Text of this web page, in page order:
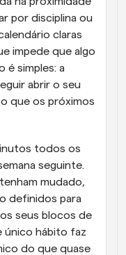
por disciplina ou
claras
impede que algo
é simples: a
abrir o seu
que os próximos
todos os
seguinte.
mudado,
definidos para
seus blocos de
único hábito faz
do que quase